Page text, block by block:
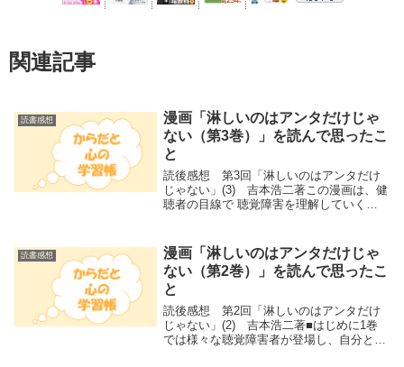
関連記事
読書感想
漫画「淋しいのはアンタだけじゃ
ない（第3巻）」を読んで思ったこ
と
読後感想 第3回「淋しいのはアンタだけ
じゃない」(3) 吉本浩二著この漫画は、健
聴者の目線で 聴覚障害を理解していく過
漫画（絵）により、聴こえの状態が見える
化されて...
読書感想
漫画「淋しいのはアンタだけじゃ
ない（第2巻）」を読んで思ったこ
と
読後感想 第2回「淋しいのはアンタだけ
じゃない」(2) 吉本浩二著■はじめに1巻
では様々な聴覚障害者が登場し、自分とは